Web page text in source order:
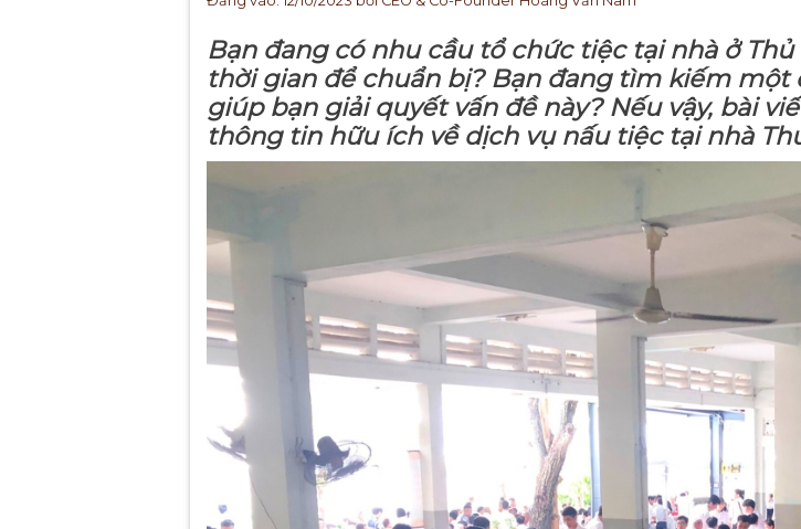
Bạn đang có nhu cầu tổ chức tiệc tại nhà ở
thời gian để chuẩn bị? Bạn đang tìm kiếm
giúp bạn giải quyết vấn đề này? Nếu vậy, bài
thông tin hữu ích về dịch vụ nấu tiệc tại nhà